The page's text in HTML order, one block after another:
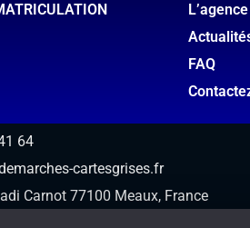
L’agence
FAQ
64
cartesgrises.fr
Carnot 77100 Meaux, France